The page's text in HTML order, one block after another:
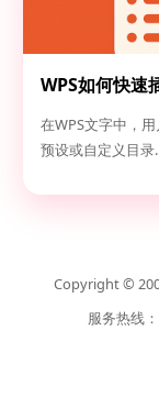
WPS如何快速
在WPS文字中，
预设或自定义目
Copyright ©
服务热线